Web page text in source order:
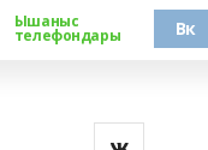
Ышаныс
телефондары Вк